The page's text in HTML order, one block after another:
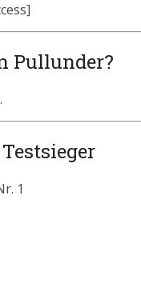
Pullunder?
1